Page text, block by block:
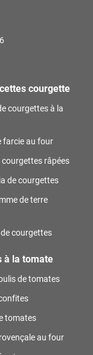
courgette
courgettes à la
farcie au four
courgettes râpées
de courgettes
de terre
courgettes
à la tomate
de tomates
tomates
au four